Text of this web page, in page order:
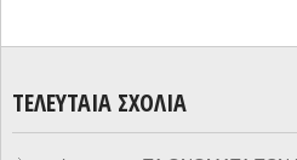
ΤΕΛΕΥΤΑΊΑ ΣΧΌΛΙΑ